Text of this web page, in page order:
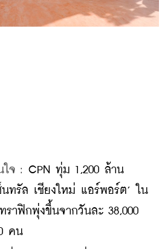
ใจ : CPN ทุ่ม 1,200 ล้าน
ทรัล เชียงใหม่ แอร์พอร์ต’ ใน
าฟิกพุ่งขึ้นจากวันละ 38,000
คน